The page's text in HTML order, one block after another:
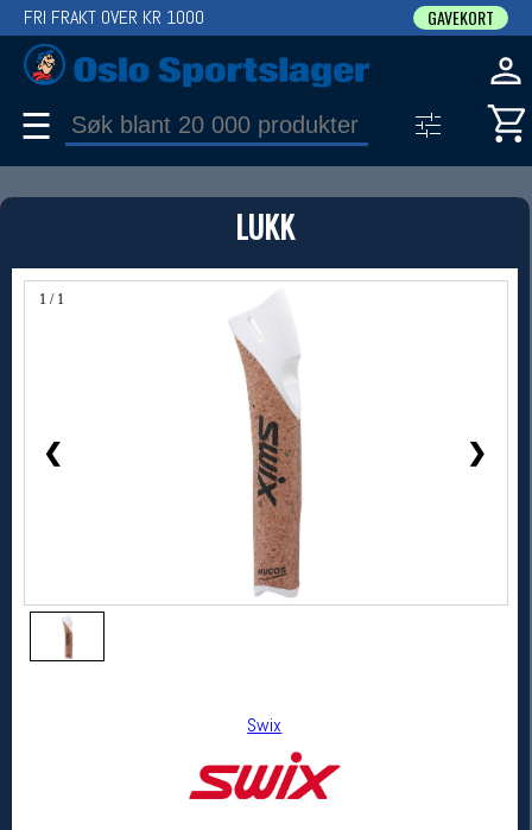
LUKK
1 / 1
❮ ❯
Swix
FRI FRAKT OVER KR 1000 GAVEKORT
☰
PRODUKT
Produkter (1)
Bruk filter til å spisse søket